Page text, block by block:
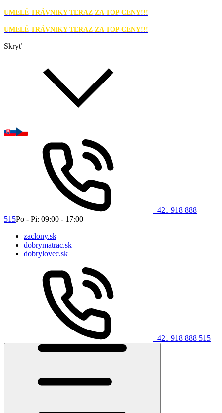
UMELÉ TRÁVNIKY TERAZ ZA TOP CENY!!!
UMELÉ TRÁVNIKY TERAZ ZA TOP CENY!!!
Skryť
+421 918 888
515Po - Pi: 09:00 - 17:00
zaclony.sk
dobrymatrac.sk
dobrylovec.sk
+421 918 888 515